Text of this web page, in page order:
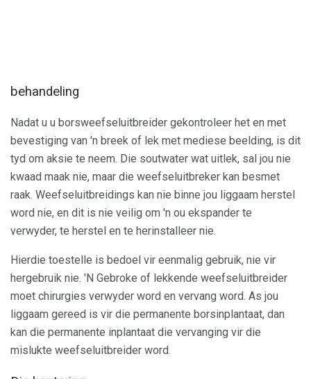
behandeling
Nadat u u borsweefseluitbreider gekontroleer het en met
bevestiging van 'n breek of lek met mediese beelding, is dit
tyd om aksie te neem. Die soutwater wat uitlek, sal jou nie
kwaad maak nie, maar die weefseluitbreker kan besmet
raak. Weefseluitbreidings kan nie binne jou liggaam herstel
word nie, en dit is nie veilig om 'n ou ekspander te
verwyder, te herstel en te herinstalleer nie.
Hierdie toestelle is bedoel vir eenmalig gebruik, nie vir
hergebruik nie. 'N Gebroke of lekkende weefseluitbreider
moet chirurgies verwyder word en vervang word. As jou
liggaam gereed is vir die permanente borsinplantaat, dan
kan die permanente inplantaat die vervanging vir die
mislukte weefseluitbreider word.